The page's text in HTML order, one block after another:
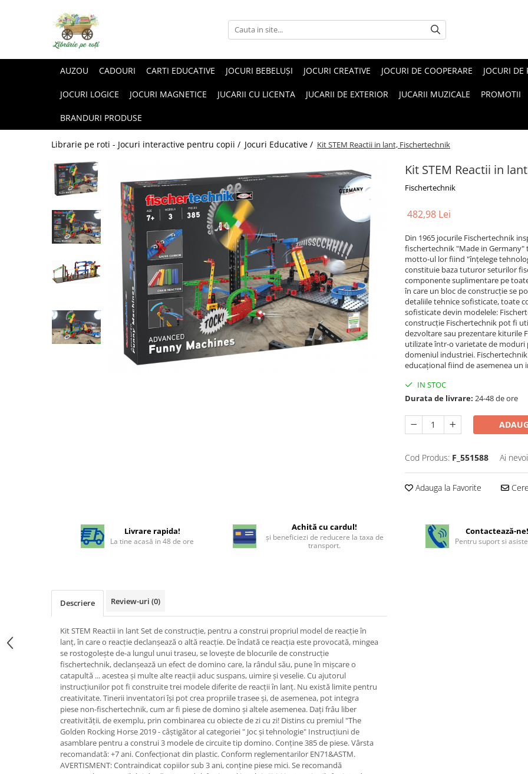
AUZOU CADOURI CARTI EDUCATIVE JOCURI BEBELUŞI JOCURI CREATIVE JOCURI DE COOPERARE JOCURI DE
JOCURI LOGICE JOCURI MAGNETICE JUCARII CU LICENTA JUCARII DE EXTERIOR JUCARII MUZICALE PROMOTII
BRANDURI PRODUSE
Librarie pe roti - Jocuri interactive pentru copii / Jocuri Educative / Kit STEM Reactii in lant, Fischertechnik
Kit STEM Reactii in
Fischertechnik
482,98 Lei
Din 1965 jocurile Fischertechnik
fischertechnik "Made in
motto-ul lor fiind "înțelege
constituie baza tuturor seturilor
componente suplimentare pe
în care un bloc de construcție se
detaliile tehnice sofisticate, toate
sofisticate devin modelele:
construcție Fischertechnik pot fi
dezvoltare sau prezentare kiturile
utilizate într-o varietate de moduri
domeniul industriei.
educațional fiind de asemenea un
IN STOC
Durata de livrare: 24-48 de ore
Cod Produs: F_551588 Ai
Adauga la Favorite
Livrare rapida!
La tine acasă in 48 de ore
Achită cu cardul!
şi beneficiezi de reducere la taxa de
transport.
Contactează-ne!
Pentru suport si
Descriere Review-uri (0)
Kit STEM Reactii in lant Set de construcție, pentru a construi propriul model de reacție în
lanț, în care o reacție declanșează o altă reacție. De îndată ce reacția este provocată, mingea
se rostogolește de-a lungul unui traseu, se lovește de blocurile de construcție
fischertechnik, declanșează un efect de domino care, la rândul său, pune în mișcare o
catapultă ... acestea și multe alte reacții aduc suspans, uimire și veselie. Cu ajutorul
instrucțiunilor pot fi construite trei modele diferite de reacții în lanț. Nu există limite pentru
creativitate. Tinerii inventatori își pot crea propriile trasee și, de asemenea, pot integra
piese non-fischertechnik, cum ar fi piese de domino și altele asemenea. Dați frâu liber
creativității, de exemplu, prin combinarea cu obiecte de zi cu zi! Distins cu premiul "The
Golden Rocking Horse 2019 - câștigător al categoriei " Joc și tehnologie" Instrucțiuni de
asamblare pentru a construi 3 modele de circuite tip domino. Conține 385 de piese. Vârsta
recomandată: +7 ani. Confecționat din plastic. Conform reglementarilor EN71&ASTM.
AVERTISMENT: Contraindicat copiilor sub 3 ani, conține piese mici. Se recomandă